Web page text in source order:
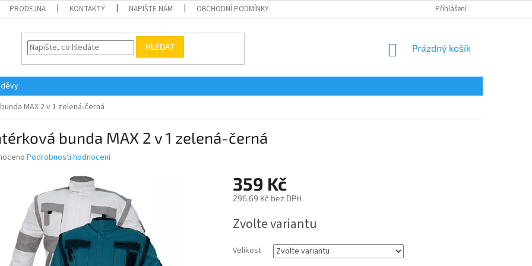
PRODEJNA KONTAKTY NAPIŠTE NÁM OBCHODNÍ PODMÍNKY REKLAMAČNÍ ŘÁD
Přihlášení
HLEDAT
NÁKUPNÍ
Prázdný košík
MAX 2 v 1 zelená-černá
bunda MAX 2 v 1 zelená-černá
Podrobnosti hodnocení
359 Kč
296,69 Kč bez DPH
cena:
Zvolte variantu
Velikost